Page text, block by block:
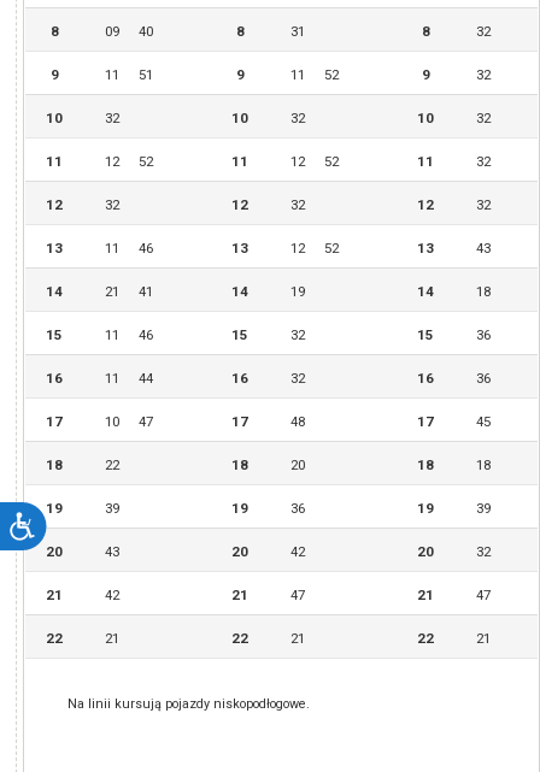
8 09 40 8 31 8 32
9 11 51 9 11 52 9 32
10 32 10 32 10 32
11 12 52 11 12 52 11 32
12 32 12 32 12 32
13 11 46 13 12 52 13 43
14 21 41 14 19 14 18
15 11 46 15 32 15 36
16 11 44 16 32 16 36
17 10 47 17 48 17 45
18 22 18 20 18 18
19 39 19 36 19 39
20 43 20 42 20 32
21 42 21 47 21 47
22 21 22 21 22 21
Na linii kursują pojazdy niskopodłogowe.